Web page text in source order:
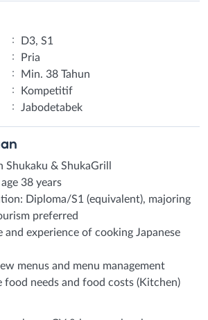
:
D3, S1
:
Pria
:
Min. 38 Tahun
:
Kompetitif
: Jabodetabek
Shukaku & ShukaGrill
38 years
Diploma/S1 (equivalent), majoring
preferred
and experience of cooking Japanese
menus and menu management
food needs and food costs (Kitchen)